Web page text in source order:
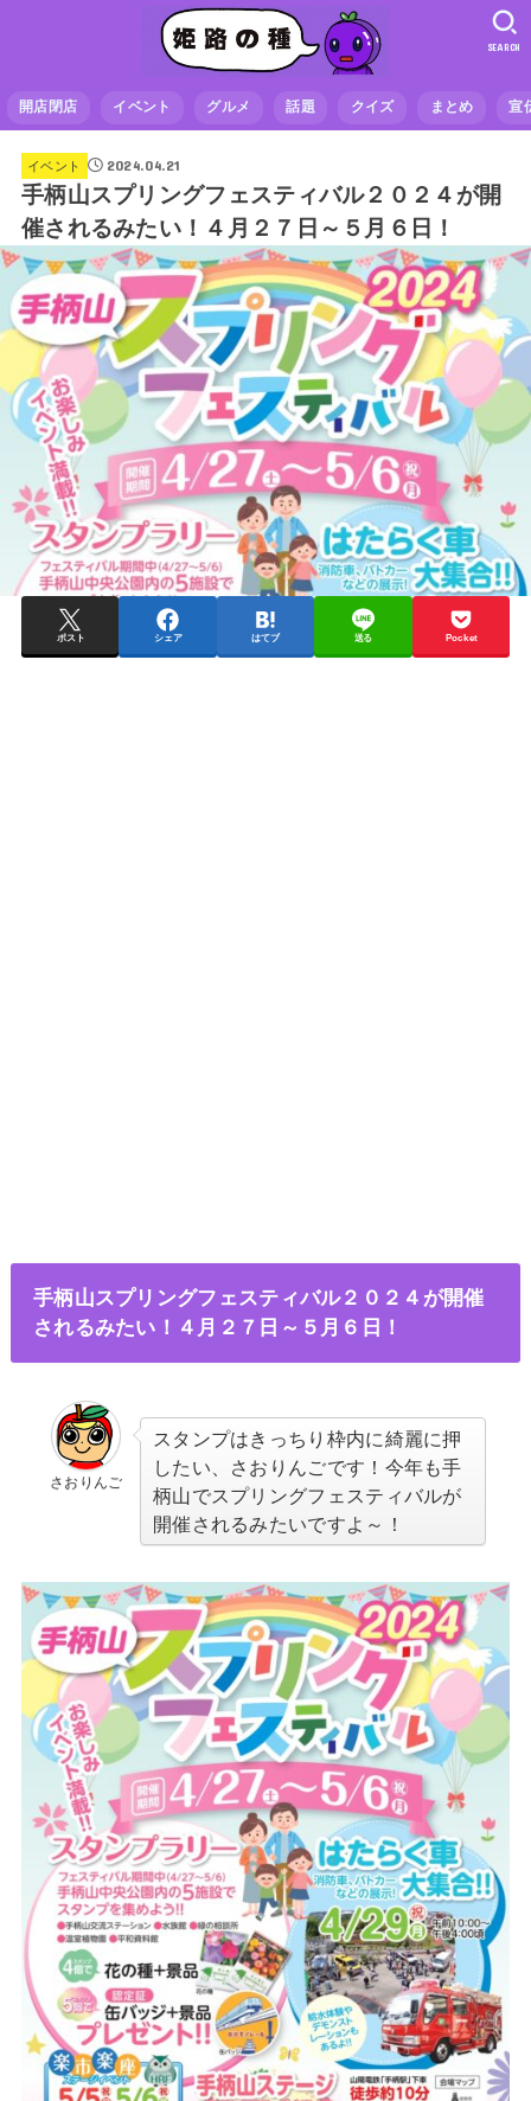
開店閉店 イベント グルメ 話題 クイズ まとめ 宣
SEARCH
イベント 2024.04.21
手柄山スプリングフェスティバル２０２４が開
催されるみたい！４月２７日～５月６日！
ポスト シェア はてブ 送る Pocket
手柄山スプリングフェスティバル２０２４が開催
されるみたい！４月２７日～５月６日！
さおりんご
スタンプはきっちり枠内に綺麗に押
したい、さおりんごです！今年も手
柄山でスプリングフェスティバルが
開催されるみたいですよ～！